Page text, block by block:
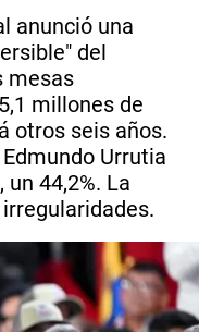
anunció una
del
mesas
millones de
otros seis años.
Urrutia
44,2%. La